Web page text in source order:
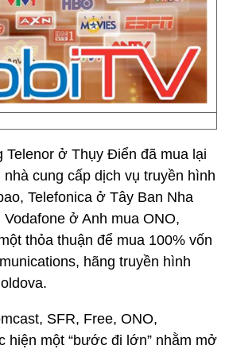
Telenor ở Thụy Điển đã mua lại
cung cấp dịch vụ truyền hình
Telefonica ở Tây Ban Nha
ở Anh mua ONO,
thỏa thuận để mua 100% vốn
hãng truyền hình
SFR, Free, ONO,
một “bước đi lớn” nhằm mở